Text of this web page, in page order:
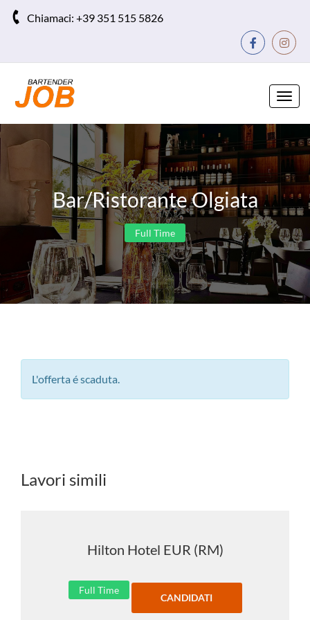
Chiamaci: +39 351 515 5826
Bar/Ristorante Olgiata
Full Time
L'offerta é scaduta.
Lavori simili
Hilton Hotel EUR (RM)
Full Time
CANDIDATI